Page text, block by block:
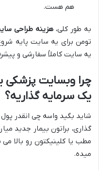
هم هست.
به طور کلی،هزینه طراحی
تومن برای یه سایت پایه
یه سایت کاملاً سفارشی و
چرا وبسایت
یک سرمایه گذاریه؟
شاید بگید واسه چی انقدر
گذاری، براتون بیمار جدید
مطب یا کلینیکتون رو بالا
میده.